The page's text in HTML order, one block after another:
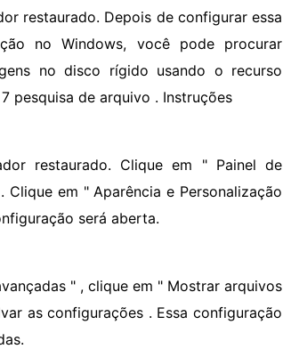
restaurado. Depois de configurar essa
no Windows, você pode procurar
no disco rígido usando o recurso
pesquisa de arquivo . Instruções
restaurado. Clique em " Painel de
em " Aparência e Personalização
será aberta.
" , clique em " Mostrar arquivos
as configurações . Essa configuração